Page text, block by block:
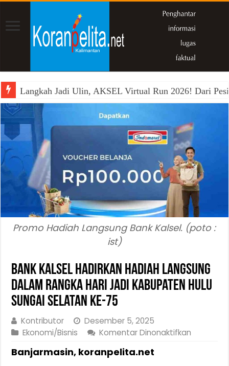
Langkah Jadi Ulin, AKSEL Virtual Run 2026! Dari
Promo Hadiah Langsung Bank Kalsel. (poto :
ist)
Bank Kalsel Hadirkan Hadiah Langsung
Dalam rangka hari jadi kabupaten hulu
sungai selatan ke-75
Kontributor
Desember 5, 2025
Ekonomi/Bisnis
Komentar Dinonaktifkan
Banjarmasin, koranpelita.net